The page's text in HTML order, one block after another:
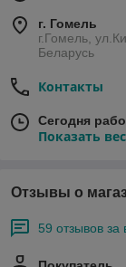
г. Гомель
г.Гомель,
Беларусь
Контакты
Сегодня
Показать
Отзывы о
59 отзывов за